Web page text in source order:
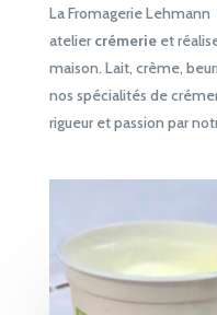
La Fromagerie Lehmann
ateliercrémerieet
maison. Lait, crème,
nos spécialités de
rigueur et passion par